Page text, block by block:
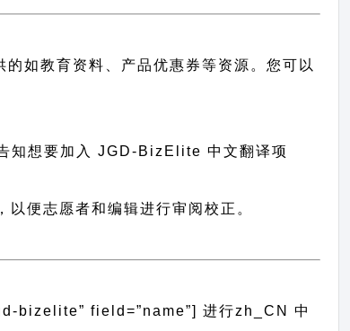
如教育资料、产品优惠券等资源。您可以
知想要加入 JGD-BizElite 中文翻译项
便志愿者和编辑进行审阅校正。
bizelite” field=”name”]进行zh_CN
中